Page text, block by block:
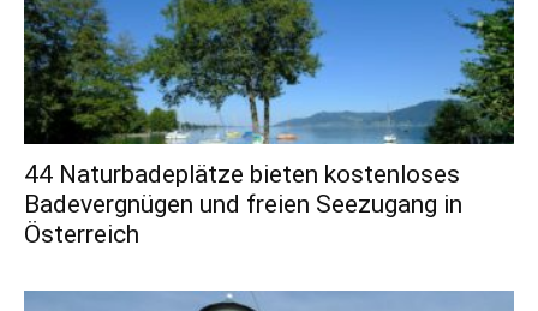
44 Naturbadeplätze bieten kostenloses
Badevergnügen und freien Seezugang in
Österreich